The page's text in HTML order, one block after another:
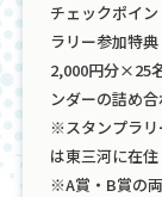
チェックポイ
ラリー参加特
2,000円分×25
ンダーの詰め
※スタンプラリ
は東三河に在住
※A賞・B賞の